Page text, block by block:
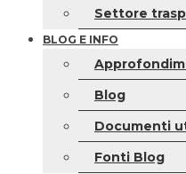
Settore
BLOG E INFO
Blog
Documenti
Fonti Blog